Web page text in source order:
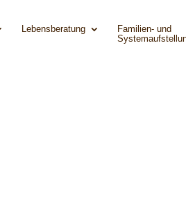
Lebensberatung
Familien- und